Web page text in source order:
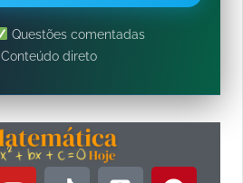
Questões comentadas
Conteúdo direto